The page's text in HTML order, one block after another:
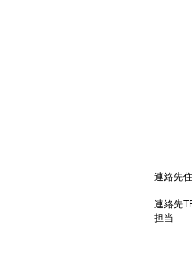
連絡先
連絡先
担当